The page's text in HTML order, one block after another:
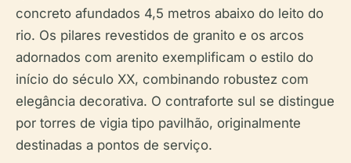
concreto afundados 4,5 metros abaixo do leito do
rio. Os pilares revestidos de granito e os arcos
adornados com arenito exemplificam o estilo do
início do século XX, combinando robustez com
elegância decorativa. O contraforte sul se distingue
por torres de vigia tipo pavilhão, originalmente
destinadas a pontos de serviço.